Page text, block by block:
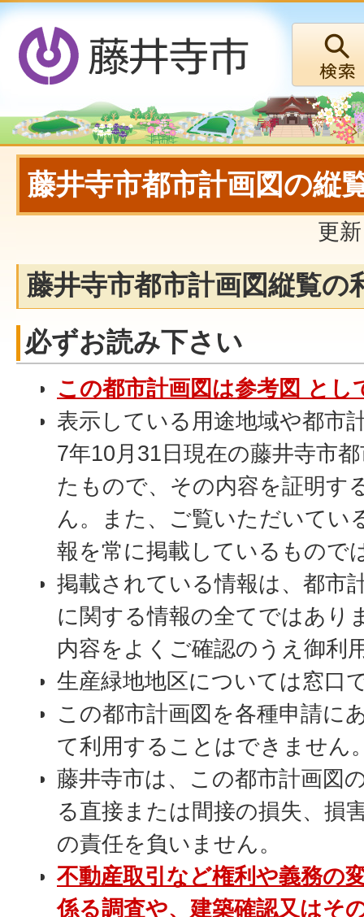
藤井寺市都市計画図の縦
更
藤井寺市都市計画図縦覧の
必ずお読み下さい
この都市計画図は参考図 とし
表示している用途地域や都市
7年10月31日現在の藤井寺市
たもので、その内容を証明す
ん。また、ご覧いただいてい
報を常に掲載しているもので
掲載されている情報は、都市
に関する情報の全てではあり
内容をよくご確認のうえ御利
生産緑地地区については窓口
この都市計画図を各種申請に
て利用することはできません
藤井寺市は、この都市計画図
る直接または間接の損失、損
の責任を負いません。
不動産取引など権利や義務の
係る調査や、建築確認又はそ